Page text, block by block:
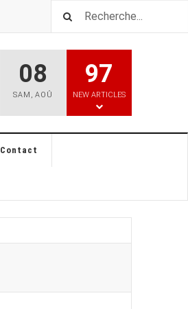
08
SAM , AOÛ
97
NEW ARTICLES
Contact